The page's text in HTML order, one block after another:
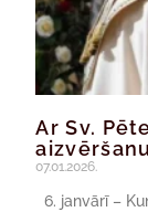
Ar Sv.
07.01.2026.
6. janvārī –